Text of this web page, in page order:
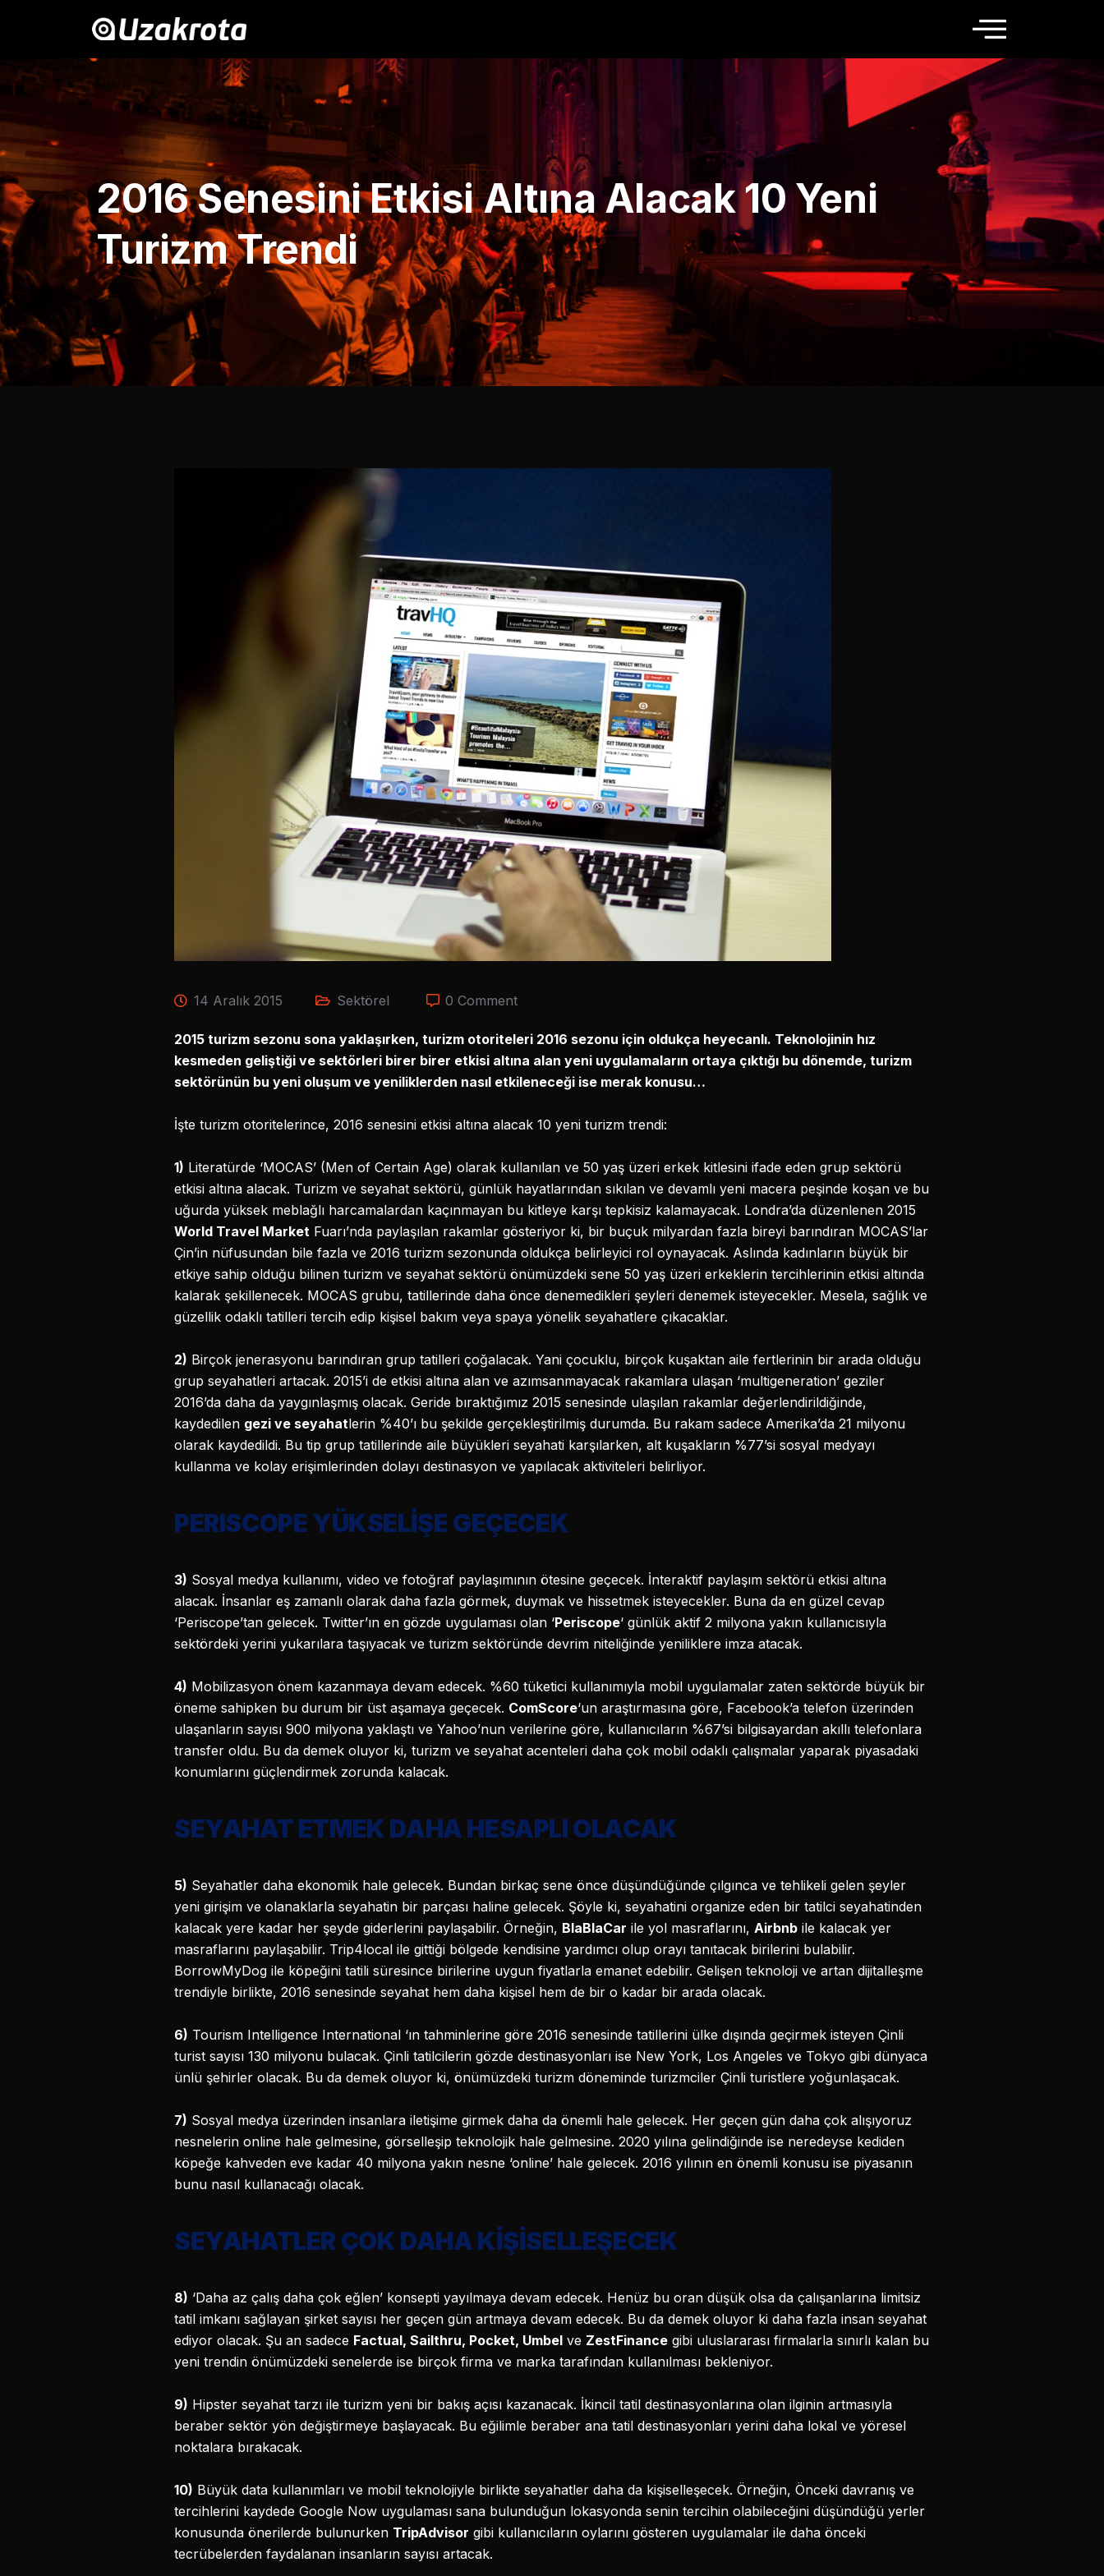
2016 Senesini Etkisi Altına Alacak 10 Yeni
Turizm Trendi
14 Aralık 2015 Sektörel 0 Comment
2015 turizm sezonu sona yaklaşırken, turizm otoriteleri 2016 sezonu için oldukça heyecanlı. Teknolojinin hız
kesmeden geliştiği ve sektörleri birer birer etkisi altına alan yeni uygulamaların ortaya çıktığı bu dönemde, turizm
sektörünün bu yeni oluşum ve yeniliklerden nasıl etkileneceği ise merak konusu…
İşte turizm otoritelerince, 2016 senesini etkisi altına alacak 10 yeni turizm trendi:
1) Literatürde ‘MOCAS’ (Men of Certain Age) olarak kullanılan ve 50 yaş üzeri erkek kitlesini ifade eden grup sektörü
etkisi altına alacak. Turizm ve seyahat sektörü, günlük hayatlarından sıkılan ve devamlı yeni macera peşinde koşan ve bu
uğurda yüksek meblağlı harcamalardan kaçınmayan bu kitleye karşı tepkisiz kalamayacak. Londra’da düzenlenen 2015
World Travel Market Fuarı’nda paylaşılan rakamlar gösteriyor ki, bir buçuk milyardan fazla bireyi barındıran MOCAS’lar
Çin’in nüfusundan bile fazla ve 2016 turizm sezonunda oldukça belirleyici rol oynayacak. Aslında kadınların büyük bir
etkiye sahip olduğu bilinen turizm ve seyahat sektörü önümüzdeki sene 50 yaş üzeri erkeklerin tercihlerinin etkisi altında
kalarak şekillenecek. MOCAS grubu, tatillerinde daha önce denemedikleri şeyleri denemek isteyecekler. Mesela, sağlık ve
güzellik odaklı tatilleri tercih edip kişisel bakım veya spaya yönelik seyahatlere çıkacaklar.
2) Birçok jenerasyonu barındıran grup tatilleri çoğalacak. Yani çocuklu, birçok kuşaktan aile fertlerinin bir arada olduğu
grup seyahatleri artacak. 2015’i de etkisi altına alan ve azımsanmayacak rakamlara ulaşan ‘multigeneration’ geziler
2016’da daha da yaygınlaşmış olacak. Geride bıraktığımız 2015 senesinde ulaşılan rakamlar değerlendirildiğinde,
kaydedilen gezi ve seyahatlerin %40’ı bu şekilde gerçekleştirilmiş durumda. Bu rakam sadece Amerika’da 21 milyonu
olarak kaydedildi. Bu tip grup tatillerinde aile büyükleri seyahati karşılarken, alt kuşakların %77’si sosyal medyayı
kullanma ve kolay erişimlerinden dolayı destinasyon ve yapılacak aktiviteleri belirliyor.
PERISCOPE YÜKSELİŞE GEÇECEK
3) Sosyal medya kullanımı, video ve fotoğraf paylaşımının ötesine geçecek. İnteraktif paylaşım sektörü etkisi altına
alacak. İnsanlar eş zamanlı olarak daha fazla görmek, duymak ve hissetmek isteyecekler. Buna da en güzel cevap
‘Periscope’tan gelecek. Twitter’ın en gözde uygulaması olan ‘Periscope‘ günlük aktif 2 milyona yakın kullanıcısıyla
sektördeki yerini yukarılara taşıyacak ve turizm sektöründe devrim niteliğinde yeniliklere imza atacak.
4) Mobilizasyon önem kazanmaya devam edecek. %60 tüketici kullanımıyla mobil uygulamalar zaten sektörde büyük bir
öneme sahipken bu durum bir üst aşamaya geçecek. ComScore‘un araştırmasına göre, Facebook’a telefon üzerinden
ulaşanların sayısı 900 milyona yaklaştı ve Yahoo’nun verilerine göre, kullanıcıların %67’si bilgisayardan akıllı telefonlara
transfer oldu. Bu da demek oluyor ki, turizm ve seyahat acenteleri daha çok mobil odaklı çalışmalar yaparak piyasadaki
konumlarını güçlendirmek zorunda kalacak.
SEYAHAT ETMEK DAHA HESAPLI OLACAK
5) Seyahatler daha ekonomik hale gelecek. Bundan birkaç sene önce düşündüğünde çılgınca ve tehlikeli gelen şeyler
yeni girişim ve olanaklarla seyahatin bir parçası haline gelecek. Şöyle ki, seyahatini organize eden bir tatilci seyahatinden
kalacak yere kadar her şeyde giderlerini paylaşabilir. Örneğin, BlaBlaCar ile yol masraflarını, Airbnb ile kalacak yer
masraflarını paylaşabilir. Trip4local ile gittiği bölgede kendisine yardımcı olup orayı tanıtacak birilerini bulabilir.
BorrowMyDog ile köpeğini tatili süresince birilerine uygun fiyatlarla emanet edebilir. Gelişen teknoloji ve artan dijitalleşme
trendiyle birlikte, 2016 senesinde seyahat hem daha kişisel hem de bir o kadar bir arada olacak.
6) Tourism Intelligence International ‘ın tahminlerine göre 2016 senesinde tatillerini ülke dışında geçirmek isteyen Çinli
turist sayısı 130 milyonu bulacak. Çinli tatilcilerin gözde destinasyonları ise New York, Los Angeles ve Tokyo gibi dünyaca
ünlü şehirler olacak. Bu da demek oluyor ki, önümüzdeki turizm döneminde turizmciler Çinli turistlere yoğunlaşacak.
7) Sosyal medya üzerinden insanlara iletişime girmek daha da önemli hale gelecek. Her geçen gün daha çok alışıyoruz
nesnelerin online hale gelmesine, görselleşip teknolojik hale gelmesine. 2020 yılına gelindiğinde ise neredeyse kediden
köpeğe kahveden eve kadar 40 milyona yakın nesne ‘online’ hale gelecek. 2016 yılının en önemli konusu ise piyasanın
bunu nasıl kullanacağı olacak.
SEYAHATLER ÇOK DAHA KİŞİSELLEŞECEK
8) ‘Daha az çalış daha çok eğlen’ konsepti yayılmaya devam edecek. Henüz bu oran düşük olsa da çalışanlarına limitsiz
tatil imkanı sağlayan şirket sayısı her geçen gün artmaya devam edecek. Bu da demek oluyor ki daha fazla insan seyahat
ediyor olacak. Şu an sadece Factual, Sailthru, Pocket, Umbel ve ZestFinance gibi uluslararası firmalarla sınırlı kalan bu
yeni trendin önümüzdeki senelerde ise birçok firma ve marka tarafından kullanılması bekleniyor.
9) Hipster seyahat tarzı ile turizm yeni bir bakış açısı kazanacak. İkincil tatil destinasyonlarına olan ilginin artmasıyla
beraber sektör yön değiştirmeye başlayacak. Bu eğilimle beraber ana tatil destinasyonları yerini daha lokal ve yöresel
noktalara bırakacak.
10) Büyük data kullanımları ve mobil teknolojiyle birlikte seyahatler daha da kişiselleşecek. Örneğin, Önceki davranış ve
tercihlerini kaydede Google Now uygulaması sana bulunduğun lokasyonda senin tercihin olabileceğini düşündüğü yerler
konusunda önerilerde bulunurken TripAdvisor gibi kullanıcıların oylarını gösteren uygulamalar ile daha önceki
tecrübelerden faydalanan insanların sayısı artacak.